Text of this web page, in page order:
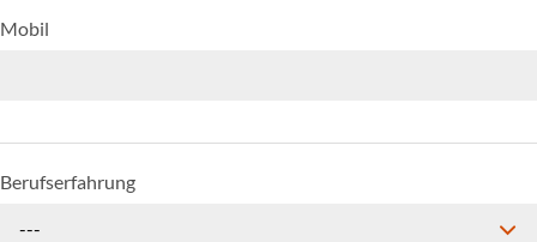
Mobil
Berufserfahrung
---